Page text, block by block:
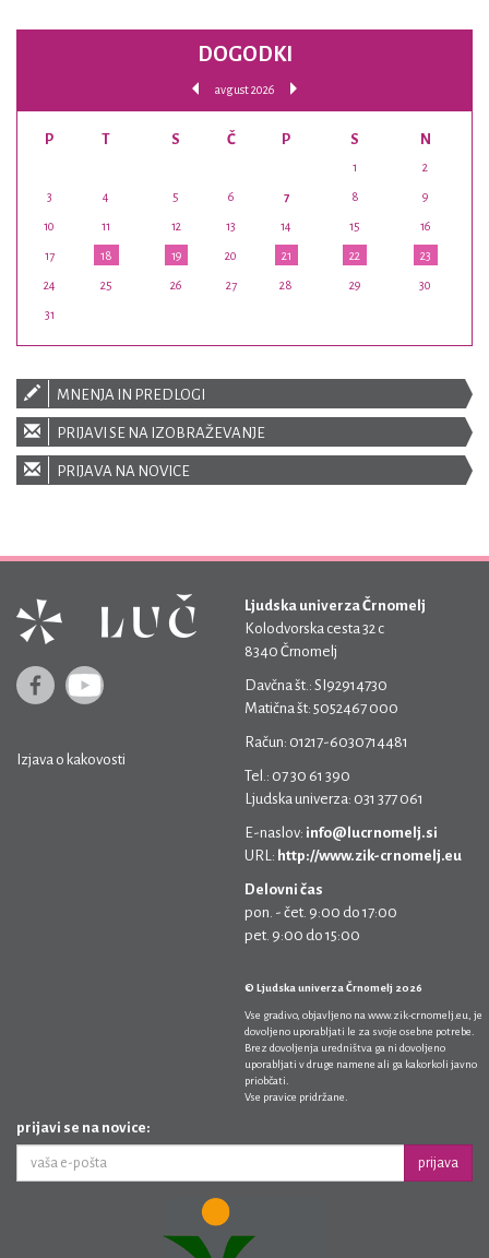
DOGODKI
avgust 2026
P T S Č P S N
1 2
3 4 5 6 7 8 9
10 11 12 13 14 15 16
17 18 19 20 21 22 23
24 25 26 27 28 29 30
31
MNENJA IN PREDLOGI
PRIJAVI SE NA IZOBRAŽEVANJE
PRIJAVA NA NOVICE
Izjava o kakovosti
Ljudska univerza Črnomelj
Kolodvorska cesta 32 c
8340 Črnomelj
Davčna št.: SI92914730
Matična št: 5052467 000
Račun: 01217-6030714481
Tel.: 07 30 61 390
Ljudska univerza: 031 377 061
E-naslov: info@lucrnomelj.si
URL: http://www.zik-crnomelj.eu
Delovni čas
pon. - čet. 9:00 do 17:00
pet. 9:00 do 15:00
© Ljudska univerza Črnomelj 2026
Vse gradivo, objavljeno na www.zik-crnomelj.eu , je
dovoljeno uporabljati le za svoje osebne potrebe.
Brez dovoljenja uredništva ga ni dovoljeno
uporabljati v druge namene ali ga kakorkoli javno
priobčati.
Vse pravice pridržane.
prijavi se na novice:
prijava